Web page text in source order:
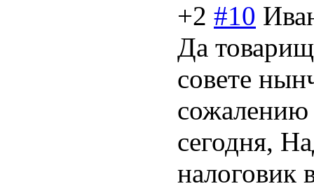
+2 #10
Да
совете
сожалению
сегодня,
налоговик